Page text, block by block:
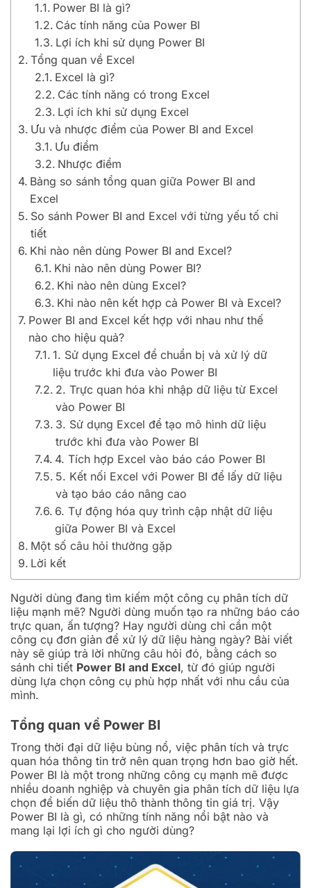
Power BI là gì?
Các tính năng của Power BI
Lợi ích khi sử dụng Power BI
Tổng quan về Excel
Excel là gì?
Các tính năng có trong Excel
Lợi ích khi sử dụng Excel
Ưu và nhược điểm của Power BI and Excel
Ưu điểm
Nhược điểm
Bảng so sánh tổng quan giữa Power BI and
Excel
So sánh Power BI and Excel với từng yếu tố chi
tiết
Khi nào nên dùng Power BI and Excel?
Khi nào nên dùng Power BI?
Khi nào nên dùng Excel?
Khi nào nên kết hợp cả Power BI và Excel?
Power BI and Excel kết hợp với nhau như thế
nào cho hiệu quả?
1. Sử dụng Excel để chuẩn bị và xử lý dữ
liệu trước khi đưa vào Power BI
2. Trực quan hóa khi nhập dữ liệu từ Excel
vào Power BI
3. Sử dụng Excel để tạo mô hình dữ liệu
trước khi đưa vào Power BI
4. Tích hợp Excel vào báo cáo Power BI
5. Kết nối Excel với Power BI để lấy dữ liệu
và tạo báo cáo nâng cao
6. Tự động hóa quy trình cập nhật dữ liệu
giữa Power BI và Excel
Một số câu hỏi thường gặp
Lời kết
Người dùng đang tìm kiếm một công cụ phân tích dữ
liệu mạnh mẽ? Người dùng muốn tạo ra những báo cáo
trực quan, ấn tượng? Hay người dùng chỉ cần một
công cụ đơn giản để xử lý dữ liệu hàng ngày? Bài viết
này sẽ giúp trả lời những câu hỏi đó, bằng cách so
sánh chi tiết Power BI and Excel, từ đó giúp người
dùng lựa chọn công cụ phù hợp nhất với nhu cầu của
mình.
Tổng quan về Power BI
Trong thời đại dữ liệu bùng nổ, việc phân tích và trực
quan hóa thông tin trở nên quan trọng hơn bao giờ hết.
Power BI là một trong những công cụ mạnh mẽ được
nhiều doanh nghiệp và chuyên gia phân tích dữ liệu lựa
chọn để biến dữ liệu thô thành thông tin giá trị. Vậy
Power BI là gì, có những tính năng nổi bật nào và
mang lại lợi ích gì cho người dùng?